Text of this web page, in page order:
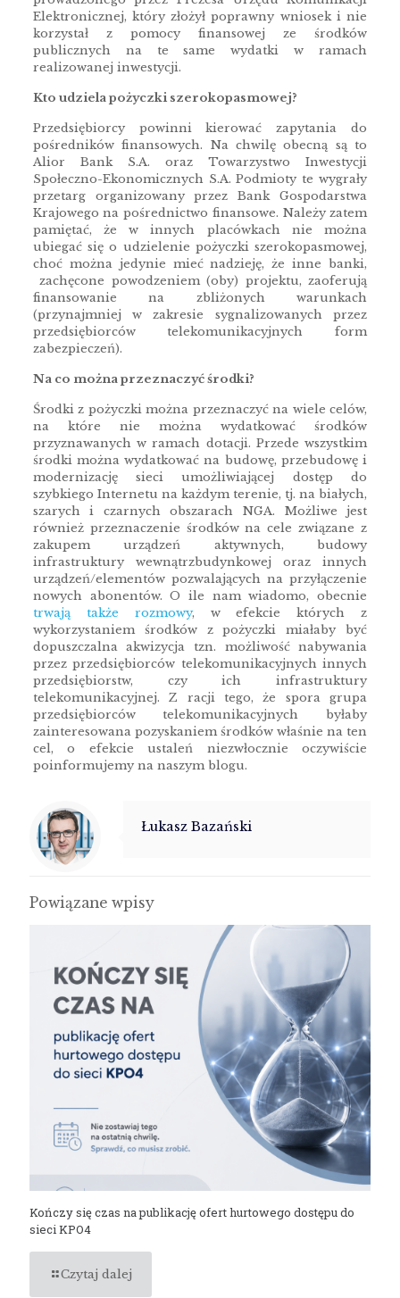
Elektronicznej, który złożył poprawny wniosek i nie
korzystał z pomocy finansowej ze środków
publicznych na te same wydatki w ramach
realizowanej inwestycji.
Kto udziela pożyczki szerokopasmowej?
Przedsiębiorcy powinni kierować zapytania do
pośredników finansowych. Na chwilę obecną są to
Alior Bank S.A. oraz Towarzystwo Inwestycji
Społeczno-Ekonomicznych S.A. Podmioty te wygrały
przetarg organizowany przez Bank Gospodarstwa
Krajowego na pośrednictwo finansowe. Należy zatem
pamiętać, że w innych placówkach nie można
ubiegać się o udzielenie pożyczki szerokopasmowej,
choć można jedynie mieć nadzieję, że inne banki,
zachęcone powodzeniem (oby) projektu, zaoferują
finansowanie na zbliżonych warunkach
(przynajmniej w zakresie sygnalizowanych przez
przedsiębiorców telekomunikacyjnych form
zabezpieczeń).
Na co można przeznaczyć środki?
Środki z pożyczki można przeznaczyć na wiele celów,
na które nie można wydatkować środków
przyznawanych w ramach dotacji. Przede wszystkim
środki można wydatkować na budowę, przebudowę i
modernizację sieci umożliwiającej dostęp do
szybkiego Internetu na każdym terenie, tj. na białych,
szarych i czarnych obszarach NGA. Możliwe jest
również przeznaczenie środków na cele związane z
zakupem urządzeń aktywnych, budowy
infrastruktury wewnątrzbudynkowej oraz innych
urządzeń/elementów pozwalających na przyłączenie
nowych abonentów. O ile nam wiadomo, obecnie
trwają także rozmowy, w efekcie których z
wykorzystaniem środków z pożyczki miałaby być
dopuszczalna akwizycja tzn. możliwość nabywania
przez przedsiębiorców telekomunikacyjnych innych
przedsiębiorstw, czy ich infrastruktury
telekomunikacyjnej. Z racji tego, że spora grupa
przedsiębiorców telekomunikacyjnych byłaby
zainteresowana pozyskaniem środków właśnie na ten
cel, o efekcie ustaleń niezwłocznie oczywiście
poinformujemy na naszym blogu.
Łukasz Bazański
Powiązane wpisy
Kończy się czas na publikację ofert hurtowego dostępu do
sieci KPO4
Czytaj dalej